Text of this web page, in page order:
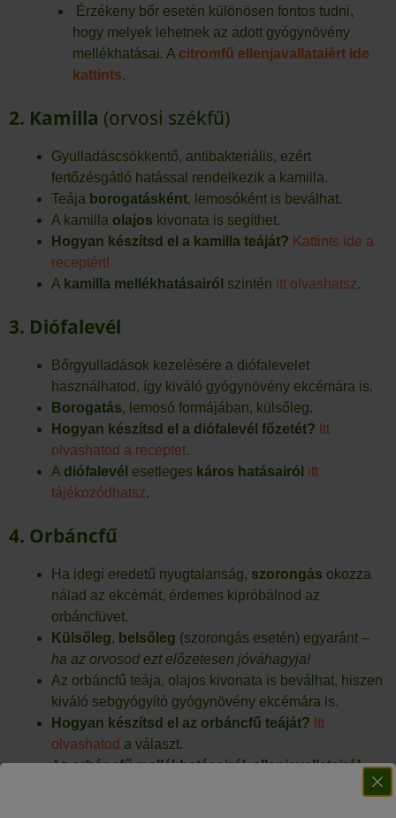
Érzékeny bőr esetén különösen fontos tudni,
hogy melyek lehetnek az adott gyógynövény
mellékhatásai. A citromfű ellenjavallataiért ide
kattints.
2. Kamilla (orvosi székfű)
Gyulladáscsökkentő, antibakteriális, ezért
fertőzésgátló hatással rendelkezik a kamilla.
Teája borogatásként, lemosóként is beválhat.
A kamilla olajos kivonata is segíthet.
Hogyan készítsd el a kamilla teáját? Kattints ide a
receptért!
A kamilla mellékhatásairól szintén itt olvashatsz.
3. Diófalevél
Bőrgyulladások kezelésére a diófalevelet
használhatod, így kiváló gyógynövény ekcémára is.
Borogatás, lemosó formájában, külsőleg.
Hogyan készítsd el a diófalevél főzetét? Itt
olvashatod a receptet.
A diófalevél esetleges káros hatásairól itt
tájékozódhatsz.
4. Orbáncfű
Ha idegi eredetű nyugtalanság, szorongás okozza
nálad az ekcémát, érdemes kipróbálnod az
orbáncfüvet.
Külsőleg, belsőleg (szorongás esetén) egyaránt –
ha az orvosod ezt előzetesen jóváhagyja!
Az orbáncfű teája, olajos kivonata is beválhat, hiszen
kiváló sebgyógyító gyógynövény ekcémára is.
Hogyan készítsd el az orbáncfű teáját? Itt
olvashatod a választ.
Azorbáncfű mellékhatásairól, ellenjavallatairól,